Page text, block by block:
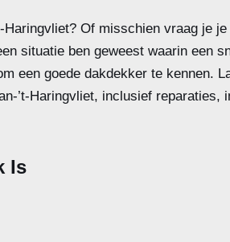
Of misschien vraag je
situatie ben geweest waarin een
een goede dakdekker te kennen.
’t-Haringvliet, inclusief reparaties,
Is